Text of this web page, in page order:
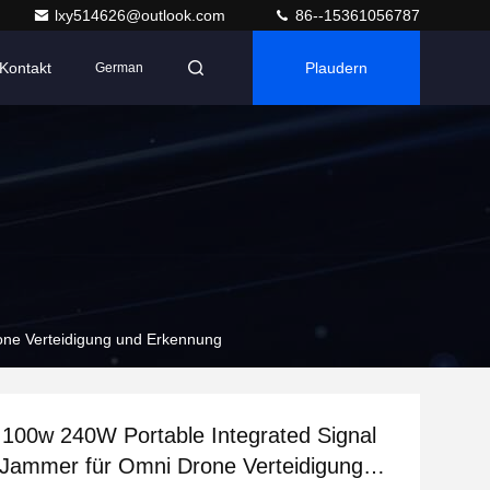
lxy514626@outlook.com 86--15361056787
Kontakt German Plaudern
Verteidigung und Erkennung
240W Portable Integrated Signal
für Omni Drone Verteidigung